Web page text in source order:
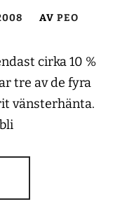
AV PEO
cirka 10 %
tre av de fyra
vänsterhänta.